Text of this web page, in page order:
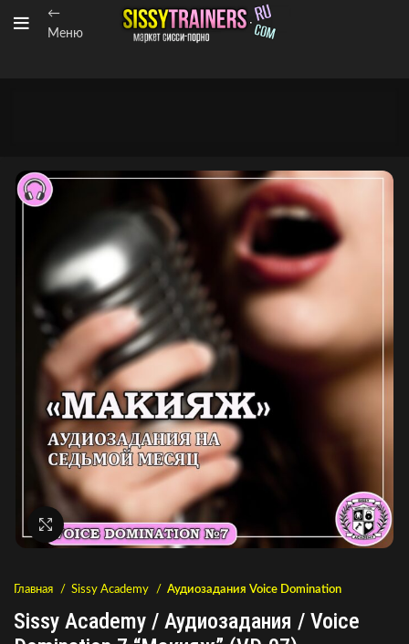
←
Меню
Нажмите, чтобы увеличить
Главная Sissy Academy Аудиозадания Voice Domination
Sissy Academy / Аудиозадания / Voice